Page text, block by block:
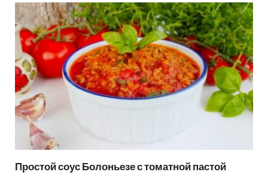
Простой соус Болоньезе с томатной пастой